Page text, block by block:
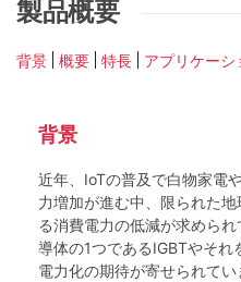
製品概要
背景 概要 特長 アプリケーシ
背景
近年、IoTの普及で白物家電
力増加が進む中、限られた
る消費電力の低減が求めら
導体の1つであるIGBTやそ
電力化の期待が寄せられてい